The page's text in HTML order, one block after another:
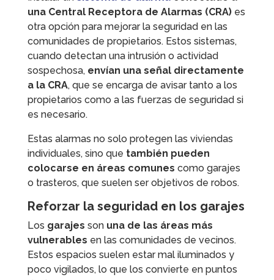
una Central Receptora de Alarmas (CRA)es
otra opción para mejorar la seguridad en las
comunidades de propietarios. Estos sistemas,
cuando detectan una intrusión o actividad
sospechosa, envían una señal directamente
a la CRA, que se encarga de avisar tanto a los
propietarios como a las fuerzas de seguridad si
es necesario.
Estas alarmas no solo protegen las viviendas
individuales, sino que también pueden
colocarse en áreas comunes como garajes
o trasteros, que suelen ser objetivos de robos.
Reforzar la seguridad en los garajes
Los garajes son una de las áreas más
vulnerables en las comunidades de vecinos.
Estos espacios suelen estar mal iluminados y
poco vigilados, lo que los convierte en puntos